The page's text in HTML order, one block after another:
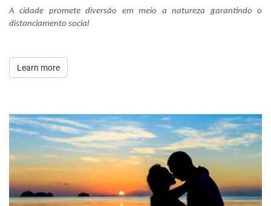
A cidade promete diversão em meio a natureza garantindo o
distanciamento social
Learn more